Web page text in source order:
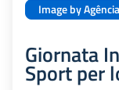
Image by
Giornata
Sport per